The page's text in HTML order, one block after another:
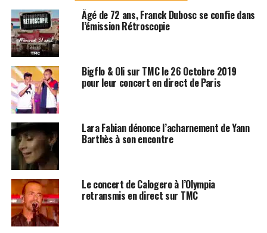
SUJETS ASSOCIÉS: ARNAUD DUCRET TMC
Âgé de 72 ans, Franck Dubosc se confie dans
l’émission Rétroscopie
Bigflo & Oli sur TMC le 26 Octobre 2019
pour leur concert en direct de Paris
Lara Fabian dénonce l’acharnement de Yann
Barthès à son encontre
Le concert de Calogero à l’Olympia
retransmis en direct sur TMC